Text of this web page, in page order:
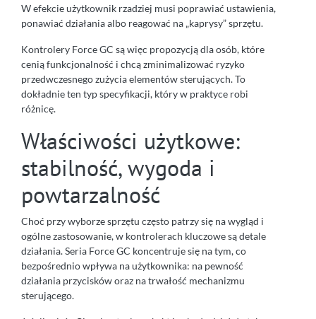
W efekcie użytkownik rzadziej musi poprawiać ustawienia,
ponawiać działania albo reagować na „kaprysy” sprzętu.
Kontrolery Force GC są więc propozycją dla osób, które
cenią funkcjonalność i chcą zminimalizować ryzyko
przedwczesnego zużycia elementów sterujących. To
dokładnie ten typ specyfikacji, który w praktyce robi
różnicę.
Właściwości użytkowe:
stabilność, wygoda i
powtarzalność
Choć przy wyborze sprzętu często patrzy się na wygląd i
ogólne zastosowanie, w kontrolerach kluczowe są detale
działania. Seria Force GC koncentruje się na tym, co
bezpośrednio wpływa na użytkownika: na pewność
działania przycisków oraz na trwałość mechanizmu
sterującego.